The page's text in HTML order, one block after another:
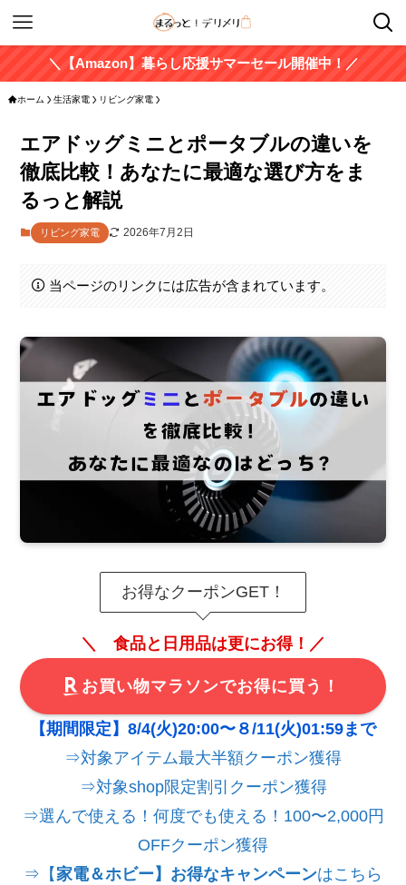
＼【Amazon】暮らし応援サマーセール開催中！／
ホーム 生活家電 リビング家電
エアドッグミニとポータブルの違いを
徹底比較！あなたに最適な選び方をま
るっと解説
リビング家電 2026年7月2日
当ページのリンクには広告が含まれています。
お得なクーポンGET！
＼ 食品と日用品は更にお得！／
お買い物マラソンでお得に買う！
【期間限定】8/4(火)20:00〜８/11(火)01:59まで
⇒対象アイテム最大半額クーポン獲得
⇒対象shop限定割引クーポン獲得
⇒選んで使える！何度でも使える！100〜2,000円
OFFクーポン獲得
⇒【家電＆ホビー】お得なキャンペーンはこちら